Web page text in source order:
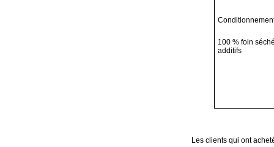
100 % foin
additifs
Les clients qui ont